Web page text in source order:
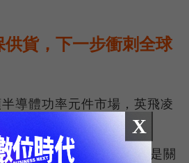
貨，下一步衝刺全球
導體功率元件市場，英飛凌
Siltectra，取得冷切割
料加工製程技術，可說是關
X